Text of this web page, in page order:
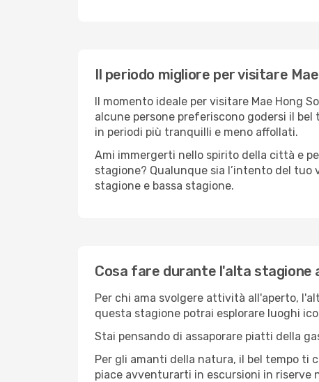
Il periodo migliore per visitare
Il momento ideale per visitare Mae Hong
alcune persone preferiscono godersi il
in periodi più tranquilli e meno affollati.
Ami immergerti nello spirito della città e
stagione? Qualunque sia l’intento del tuo
stagione e bassa stagione.
Cosa fare durante l'alta stagione
Per chi ama svolgere attività all'aperto,
questa stagione potrai esplorare luoghi
Stai pensando di assaporare piatti della
Per gli amanti della natura, il bel tempo ti
piace avventurarti in escursioni in riserve